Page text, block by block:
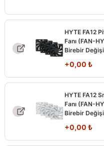
HYTE FA12
Fanı (FAN-
Birebir
+0,00 ₺
HYTE FA12
Fanı (FAN-
Birebir
+0,00 ₺